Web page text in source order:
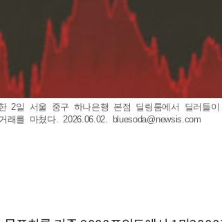
일 서울 중구 하나은행 본점 딜링룸에서 딜러들
래를 마쳤다. 2026.06.02.
bluesoda@newsis.com